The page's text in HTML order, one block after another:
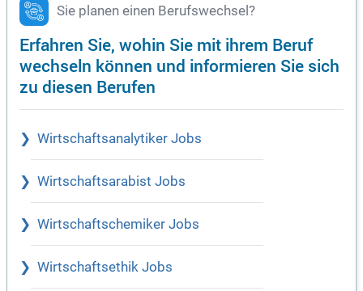
Sie planen einen Berufswechsel?
Erfahren Sie, wohin Sie mit ihrem Beruf
wechseln können und informieren Sie sich
zu diesen Berufen
Wirtschaftsanalytiker Jobs
Wirtschaftsarabist Jobs
Wirtschaftschemiker Jobs
Wirtschaftsethik Jobs